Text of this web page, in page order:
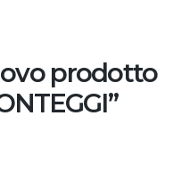
prodotto